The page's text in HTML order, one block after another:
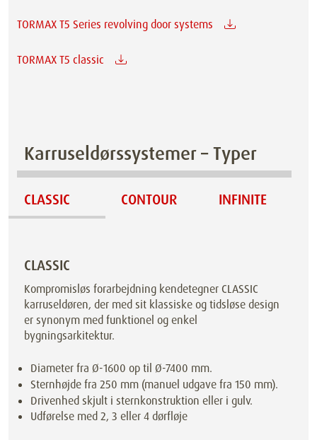
TORMAX T5 Series revolving door systems
TORMAX T5 classic
Karruseldørssystemer – Typer
CLASSIC CONTOUR INFINITE
CLASSIC
Kompromisløs forarbejdning kendetegner CLASSIC
karruseldøren, der med sit klassiske og tidsløse design
er synonym med funktionel og enkel
bygningsarkitektur.
Diameter fra Ø-1600 op til Ø-7400 mm.
Sternhøjde fra 250 mm (manuel udgave fra 150 mm).
Drivenhed skjult i sternkonstruktion eller i gulv.
Udførelse med 2, 3 eller 4 dørfløje